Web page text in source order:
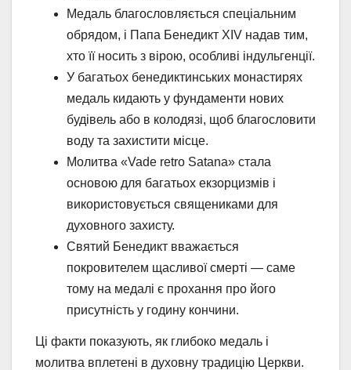
Медаль благословляється спеціальним
обрядом, і Папа Бенедикт XIV надав тим,
хто її носить з вірою, особливі індульгенції.
У багатьох бенедиктинських монастирях
медаль кидають у фундаменти нових
будівель або в колодязі, щоб благословити
воду та захистити місце.
Молитва «Vade retro Satana» стала
основою для багатьох екзорцизмів і
використовується священиками для
духовного захисту.
Святий Бенедикт вважається
покровителем щасливої смерті — саме
тому на медалі є прохання про його
присутність у годину кончини.
Ці факти показують, як глибоко медаль і
молитва вплетені в духовну традицію Церкви.